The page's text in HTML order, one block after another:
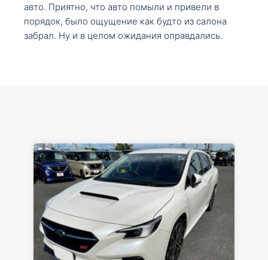
авто. Приятно, что авто помыли и привели в
порядок, было ощущение как будто из салона
забрал. Ну и в целом ожидания оправдались.